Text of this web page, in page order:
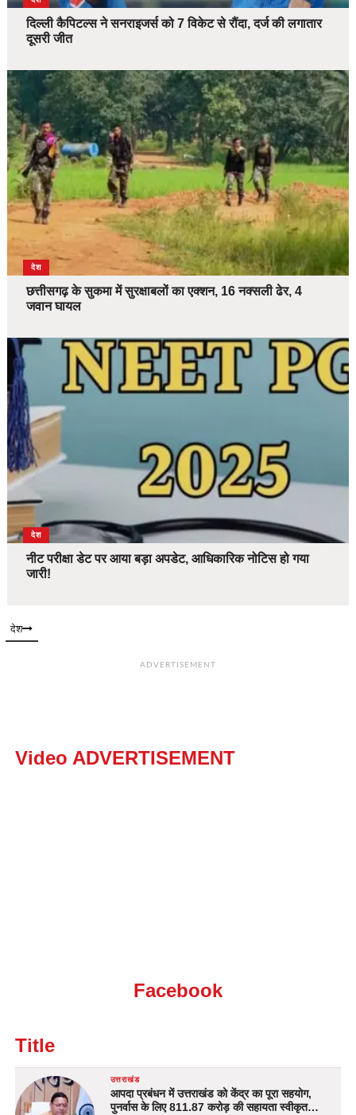
दिल्ली कैपिटल्स ने सनराइजर्स को 7 विकेट से रौंदा, दर्ज की लगातार
दूसरी जीत
देश
छत्तीसगढ़ के सुकमा में सुरक्षाबलों का एक्शन, 16 नक्सली ढेर, 4
जवान घायल
देश
नीट परीक्षा डेट पर आया बड़ा अपडेट, आधिकारिक नोटिस हो गया
जारी!
देश
ADVERTISEMENT
Video ADVERTISEMENT
Facebook
Title
उत्तराखंड
आपदा प्रबंधन में उत्तराखंड को केंद्र का पूरा सहयोग,
पुनर्वास के लिए 811.87 करोड़ की सहायता स्वीकृत…